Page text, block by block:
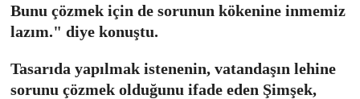
Bunu çözmek için de sorunun kökenine inmemiz
lazım." diye konuştu.
Tasarıda yapılmak istenenin, vatandaşın lehine
sorunu çözmek olduğunu ifade eden Şimşek,